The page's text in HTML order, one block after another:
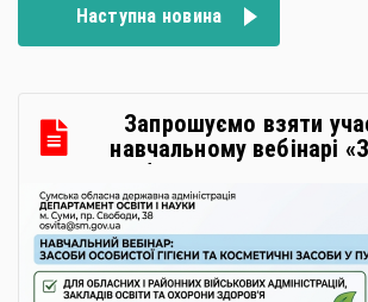
Наступна новина
Запрошуємо взяти
навчальному вебінарі
особистої гігієни та
засоби у публічних
сформувати вимоги та
безпечну і якісну